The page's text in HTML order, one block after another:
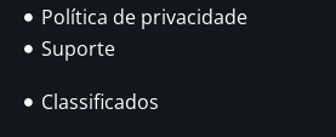
Política de privacidade
Suporte
Classificados